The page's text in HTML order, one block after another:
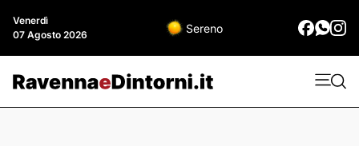
Venerdì
07 Agosto 2026
Sereno